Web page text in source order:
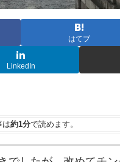
はてブ
LinkedIn
は約1分で読めます。